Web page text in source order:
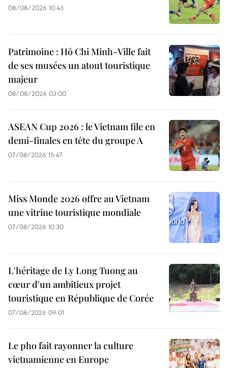
08/08/2026 10:43
Patrimoine : Hô Chi Minh-Ville fait
de ses musées un atout touristique
majeur
08/08/2026 03:00
ASEAN Cup 2026 : le Vietnam file en
demi-finales en tête du groupe A
07/08/2026 15:47
Miss Monde 2026 offre au Vietnam
une vitrine touristique mondiale
07/08/2026 10:30
L'héritage de Ly Long Tuong au
cœur d'un ambitieux projet
touristique en République de Corée
07/08/2026 09:01
Le pho fait rayonner la culture
vietnamienne en Europe